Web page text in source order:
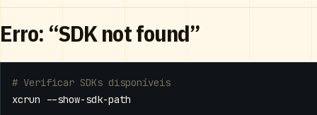
Erro: “SDK not found”
# Verificar SDKs disponíveis